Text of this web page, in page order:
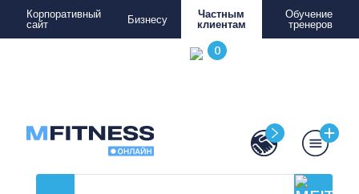
Корпоративный
сайт
Бизнесу
Частным
клиентам
Обучение
тренеров